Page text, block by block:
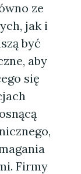
ze
jak i
być
aby
się
Firmy